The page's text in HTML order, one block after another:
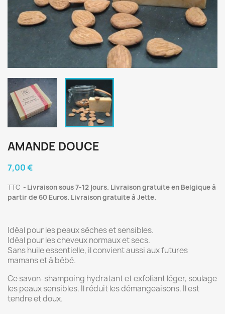
AMANDE DOUCE
7,00 €
TTC
Livraison sous 7-12 jours. Livraison gratuite en Belgique à
partir de 60 Euros. Livraison gratuite à Jette.
Idéal pour les peaux sèches et sensibles.
Idéal pour les cheveux normaux et secs.
Sans huile essentielle, il convient aussi aux futures
mamans et à bébé.
Ce savon-shampoing hydratant et exfoliant léger, soulage
les peaux sensibles. Il réduit les démangeaisons. Il est
tendre et doux.